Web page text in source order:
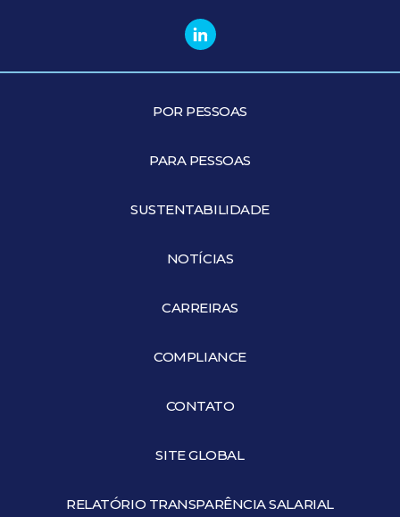
POR PESSOAS
PARA PESSOAS
SUSTENTABILIDADE
NOTÍCIAS
CARREIRAS
COMPLIANCE
CONTATO
SITE GLOBAL
RELATÓRIO TRANSPARÊNCIA SALARIAL